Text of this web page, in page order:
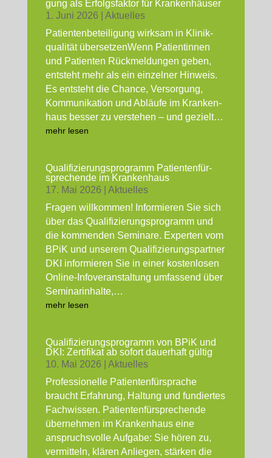
gung als Erfolgs­fak­tor für Kran­ken­häu­ser
1. Juni 2026
Aktu­el­les
Pati­en­ten­be­tei­li­gung wirk­sam in Kli­nik­
qua­li­tät über­set­zen­Wenn Pati­en­tin­nen
und Pati­en­ten Rück­mel­dun­gen geben,
ent­steht mehr als ein ein­zel­ner Hin­weis.
Es ent­steht die Chan­ce, Ver­sor­gung,
Kom­mu­ni­ka­ti­on und Abläu­fe im Kran­ken­
haus bes­ser zu ver­ste­hen – und gezielt…
mehr lesen
Qua­li­fi­zie­rungs­pro­gramm Pati­en­ten­für­
spre­chen­de im Kran­ken­haus
17. Mai 2026
Aktu­el­les
Fra­gen will­kom­men! Infor­mie­ren Sie sich
über das Qua­li­fi­zie­rungs­pro­gramm und
die kom­men­den Semi­na­re. Exper­ten vom
BPiK und unse­rem Qua­li­fi­zie­rungs­part­ner
DKI infor­mie­ren Sie in einer kos­ten­lo­sen
Online-Info­ver­an­stal­tung umfas­send über
Semi­nar­in­hal­te,…
mehr lesen
Qua­li­fi­zie­rungs­pro­gramm von BPiK und
DKI: Zer­ti­fi­kat ab sofort dau­er­haft gül­tig
10. Mai 2026
Aktu­el­les
Pro­fes­sio­nel­le Pati­en­ten­für­spra­che
braucht Erfah­rung, Hal­tung und fun­dier­tes
Fach­wis­sen. Pati­en­ten­für­spre­chen­de
über­neh­men im Kran­ken­haus eine
anspruchs­vol­le Auf­ga­be: Sie hören zu,
ver­mit­teln, klä­ren Anlie­gen, stär­ken die